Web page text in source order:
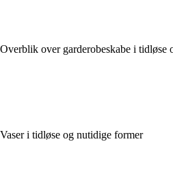
Overblik over garderobeskabe i tidløse
Vaser i tidløse og nutidige former